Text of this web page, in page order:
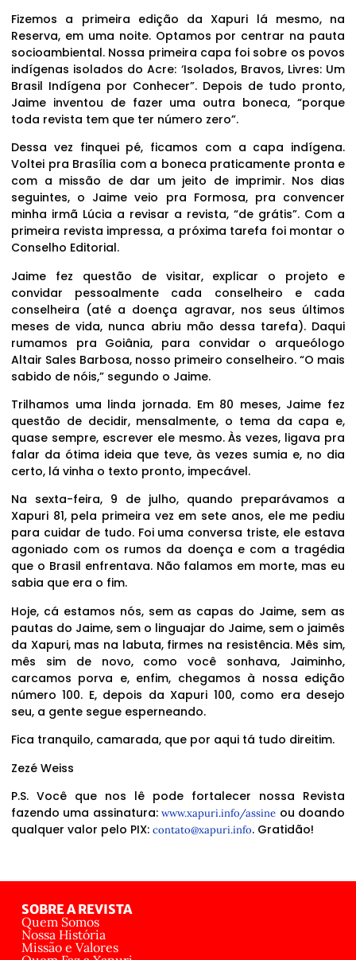
Fizemos a primeira edição da Xapuri lá mesmo, na
Reserva, em uma noite. Optamos por centrar na pauta
socioambiental. Nossa primeira capa foi sobre os povos
indígenas isolados do Acre: ‘Isolados, Bravos, Livres: Um
Brasil Indígena por Conhecer”. Depois de tudo pronto,
Jaime inventou de fazer uma outra boneca, “porque
toda revista tem que ter número zero”.
Dessa vez finquei pé, ficamos com a capa indígena.
Voltei pra Brasília com a boneca praticamente pronta e
com a missão de dar um jeito de imprimir. Nos dias
seguintes, o Jaime veio pra Formosa, pra convencer
minha irmã Lúcia a revisar a revista, “de grátis”. Com a
primeira revista impressa, a próxima tarefa foi montar o
Conselho Editorial.
Jaime fez questão de visitar, explicar o projeto e
convidar pessoalmente cada conselheiro e cada
conselheira (até a doença agravar, nos seus últimos
meses de vida, nunca abriu mão dessa tarefa). Daqui
rumamos pra Goiânia, para convidar o arqueólogo
Altair Sales Barbosa, nosso primeiro conselheiro. “O mais
sabido de nóis,” segundo o Jaime.
Trilhamos uma linda jornada. Em 80 meses, Jaime fez
questão de decidir, mensalmente, o tema da capa e,
quase sempre, escrever ele mesmo. Às vezes, ligava pra
falar da ótima ideia que teve, às vezes sumia e, no dia
certo, lá vinha o texto pronto, impecável.
Na sexta-feira, 9 de julho, quando preparávamos a
Xapuri 81, pela primeira vez em sete anos, ele me pediu
para cuidar de tudo. Foi uma conversa triste, ele estava
agoniado com os rumos da doença e com a tragédia
que o Brasil enfrentava. Não falamos em morte, mas eu
sabia que era o fim.
Hoje, cá estamos nós, sem as capas do Jaime, sem as
pautas do Jaime, sem o linguajar do Jaime, sem o jaimês
da Xapuri, mas na labuta, firmes na resistência. Mês sim,
mês sim de novo, como você sonhava, Jaiminho,
carcamos porva e, enfim, chegamos à nossa edição
número 100. E, depois da Xapuri 100, como era desejo
seu, a gente segue esperneando.
Fica tranquilo, camarada, que por aqui tá tudo direitim.
Zezé Weiss
P.S. Você que nos lê pode fortalecer nossa Revista
fazendo uma assinatura:www.xapuri.info/assine ou doando
qualquer valor pelo PIX: contato@xapuri.info. Gratidão!
SOBRE A REVISTA
Quem Somos
Nossa História
Missão e Valores